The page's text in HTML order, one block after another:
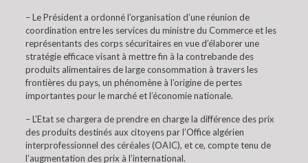
– Le Président a ordonné l’organisation d’une réunion de
coordination entre les services du ministre du Commerce et les
représentants des corps sécuritaires en vue d’élaborer une
stratégie efficace visant à mettre fin à la contrebande des
produits alimentaires de large consommation à travers les
frontières du pays, un phénomène à l’origine de pertes
importantes pour le marché et l’économie nationale.
– L’Etat se chargera de prendre en charge la différence des prix
des produits destinés aux citoyens par l’Office algérien
interprofessionnel des céréales (OAIC), et ce, compte tenu de
l’augmentation des prix à l’international.